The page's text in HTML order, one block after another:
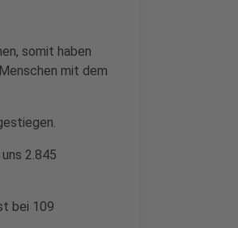
somit haben
mit dem
2.845
bei 109